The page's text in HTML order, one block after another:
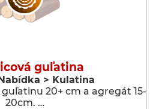
guľatina
> Kulatina
20+ cm a agregát 15-
20cm. …